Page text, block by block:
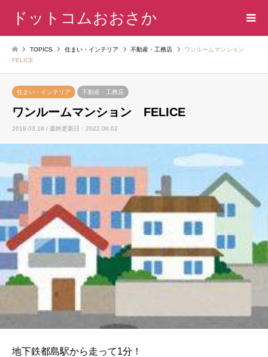
ドットコムおおさか
TOPICS 住まい・インテリア 不動産・工務店
ワンルームマンション
FELICE
住まい・インテリア 不動産・工務店
ワンルームマンション FELICE
2019.03.18 / 最終更新日：2022.08.02
地下鉄都島駅から走って1分！